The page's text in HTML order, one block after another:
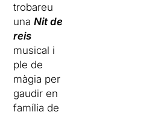
trobareu
unaNit de
reis
musical i
ple de
màgia per
gaudir en
família de